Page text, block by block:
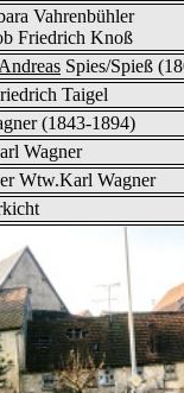
Vahrenbühler
Friedrich Knoß
Andreas Spies/Spieß
Taigel
(1843-1894)
Wagner
Wtw.Karl Wagner